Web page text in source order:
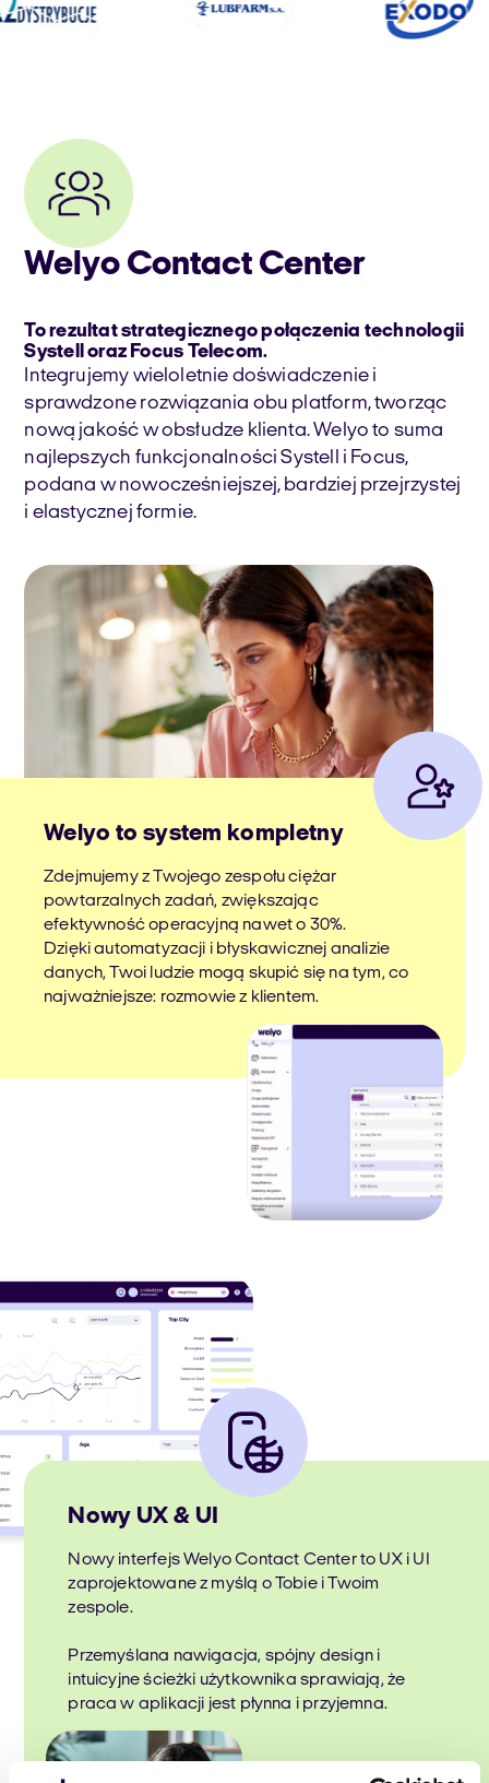
Welyo Contact Center
To rezultat strategicznego połączenia technologii
Systell oraz Focus Telecom.
Integrujemy wieloletnie doświadczenie i
sprawdzone rozwiązania obu platform, tworząc
nową jakość w obsłudze klienta. Welyo to suma
najlepszych funkcjonalności Systell i Focus,
podana w nowocześniejszej, bardziej przejrzystej
i elastycznej formie.
Welyo to system kompletny
Zdejmujemy z Twojego zespołu ciężar
powtarzalnych zadań, zwiększając
efektywność operacyjną nawet o 30%.
Dzięki automatyzacji i błyskawicznej analizie
danych, Twoi ludzie mogą skupić się na tym, co
najważniejsze: rozmowie z klientem.
Nowy UX & UI
Nowy interfejs Welyo Contact Center to UX i UI
zaprojektowane z myślą o Tobie i Twoim
zespole.
Przemyślana nawigacja, spójny design i
intuicyjne ścieżki użytkownika sprawiają, że
praca w aplikacji jest płynna i przyjemna.